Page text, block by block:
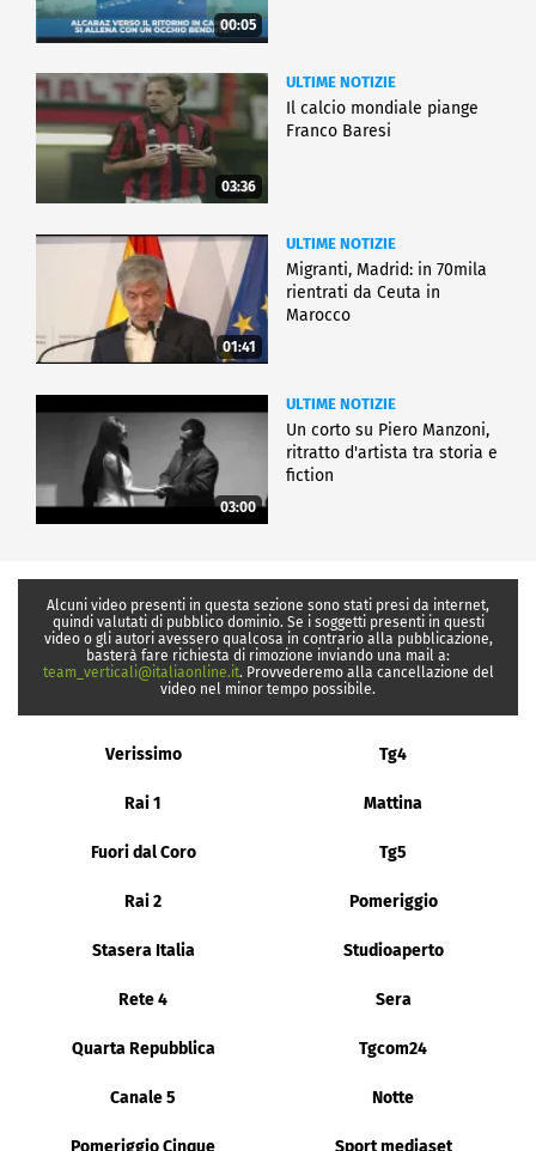
00:05
03:36
ULTIME NOTIZIE
Il calcio mondiale piange
Franco Baresi
01:41
ULTIME NOTIZIE
Migranti, Madrid: in 70mila
rientrati da Ceuta in
Marocco
03:00
ULTIME NOTIZIE
Un corto su Piero Manzoni,
ritratto d'artista tra storia e
fiction
Alcuni video presenti in questa sezione sono stati presi da internet,
quindi valutati di pubblico dominio. Se i soggetti presenti in questi
video o gli autori avessero qualcosa in contrario alla pubblicazione,
basterà fare richiesta di rimozione inviando una mail a:
team_verticali@italiaonline.it. Provvederemo alla cancellazione del
video nel minor tempo possibile.
Verissimo Tg4
Rai 1 Mattina
Fuori dal Coro Tg5
Rai 2 Pomeriggio
Stasera Italia Studioaperto
Rete 4 Sera
Quarta Repubblica Tgcom24
Canale 5 Notte
Pomeriggio Cinque Sport mediaset